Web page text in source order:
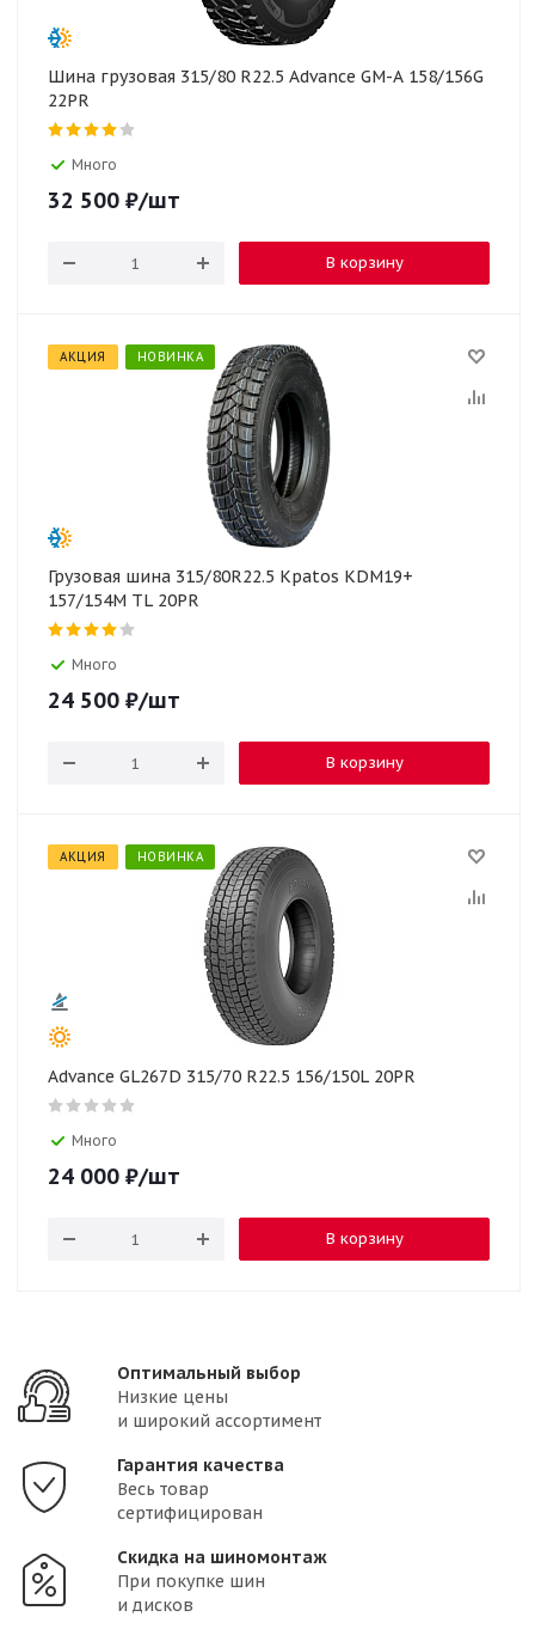
Шина грузовая 315/80 R22.5 Advance GM-A 158/156G
22PR
Много
32 500 ₽/шт
В корзину
АКЦИЯ НОВИНКА
Грузовая шина 315/80R22.5 Kpatos KDM19+
157/154M TL 20PR
Много
24 500 ₽/шт
В корзину
АКЦИЯ НОВИНКА
Advance GL267D 315/70 R22.5 156/150L 20PR
Много
24 000 ₽/шт
В корзину
Оптимальный выбор
Низкие цены
и широкий ассортимент
Гарантия качества
Весь товар
сертифицирован
Скидка на шиномонтаж
При покупке шин
и дисков